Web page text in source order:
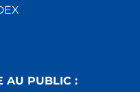
AU PUBLIC :